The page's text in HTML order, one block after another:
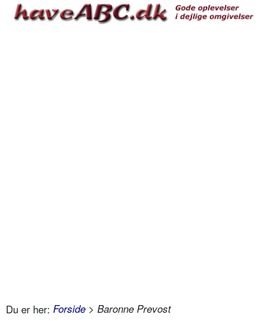
Du er her: Forside > Baronne Prevost